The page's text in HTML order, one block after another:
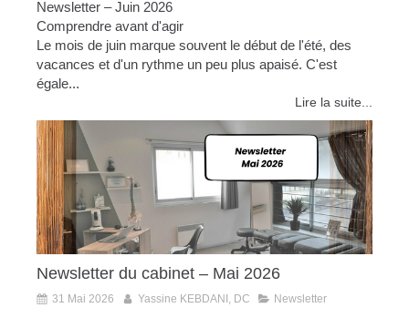
Newsletter – Juin 2026
Comprendre avant d'agir
Le mois de juin marque souvent le début de l'été, des
vacances et d'un rythme un peu plus apaisé. C'est
égale...
Lire la suite...
Newsletter du cabinet – Mai 2026
31 Mai 2026 Yassine KEBDANI, DC Newsletter